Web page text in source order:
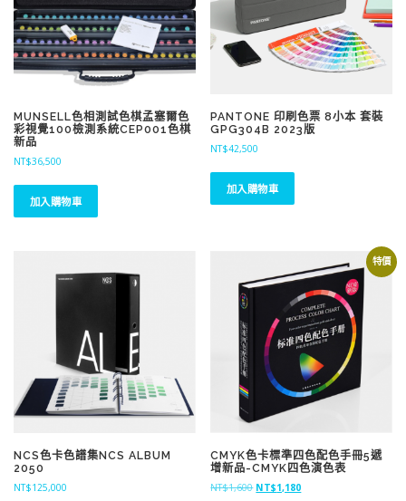
MUNSELL色相測試色棋孟塞爾色
彩視覺100檢測系統CEP001色棋
新品
NT$36,500
加入購物車
PANTONE 印刷色票 8小本 套裝
GPG304B 2023版
NT$42,500
加入購物車
NCS色卡色譜集NCS ALBUM
2050
NT$125,000
特價
CMYK色卡標準四色配色手冊5遞
增新品-CMYK四色演色表
NT$1,600 原
NT$1,180目